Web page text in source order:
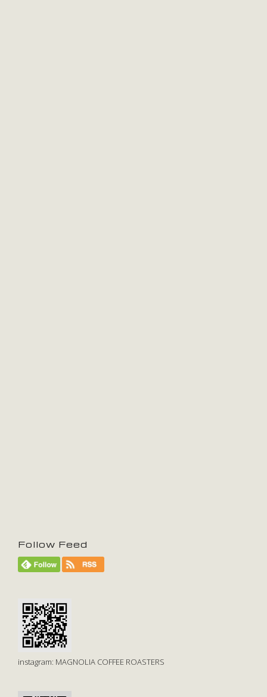
Follow Feed
instagram: MAGNOLIA COFFEE ROASTERS